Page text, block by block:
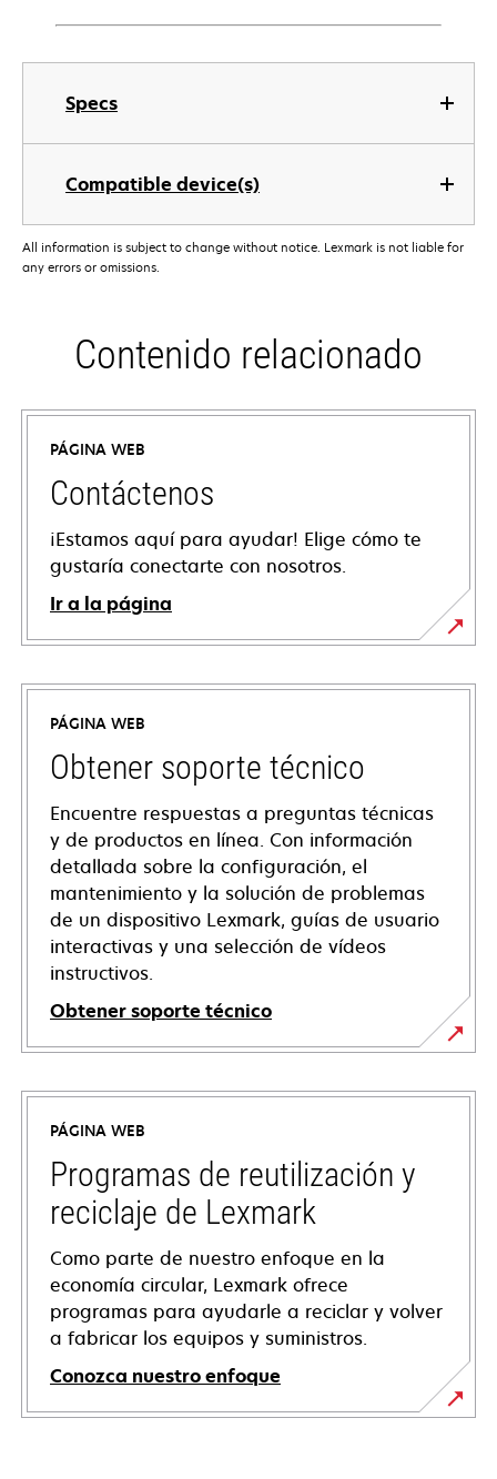
Specs
Compatible device(s)
All information is subject to change without notice. Lexmark is not liable for
any errors or omissions.
Contenido relacionado
PÁGINA WEB
Contáctenos
¡Estamos aquí para ayudar! Elige cómo te
gustaría conectarte con nosotros.
Ir a la página
PÁGINA WEB
Obtener soporte técnico
Encuentre respuestas a preguntas técnicas
y de productos en línea. Con información
detallada sobre la configuración, el
mantenimiento y la solución de problemas
de un dispositivo Lexmark, guías de usuario
interactivas y una selección de vídeos
instructivos.
Obtener soporte técnico
opens
in
new
tab
PÁGINA WEB
Programas de reutilización y
reciclaje de Lexmark
Como parte de nuestro enfoque en la
economía circular, Lexmark ofrece
programas para ayudarle a reciclar y volver
a fabricar los equipos y suministros.
Conozca nuestro enfoque